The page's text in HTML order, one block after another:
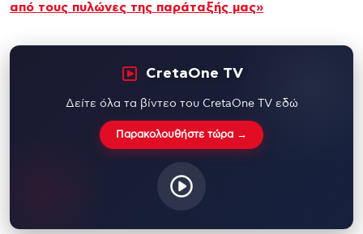
από τους πυλώνες της παράταξής μας»
CretaOne TV
Δείτε όλα τα βίντεο του CretaOne TV εδώ
Παρακολουθήστε τώρα →